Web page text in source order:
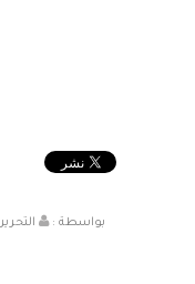
بواسطة : التحرير